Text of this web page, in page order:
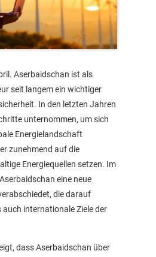
Aserbaidschan ist als
seit langem ein wichtiger
In den letzten Jahren
unternommen, um sich
Energielandschaft
zunehmend auf die
Energiequellen setzen. Im
eine neue
die darauf
internationale Ziele der
dass Aserbaidschan über